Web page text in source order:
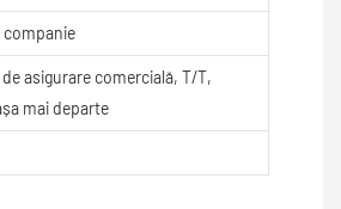
companie
asigurare comercială, T/T,
mai departe